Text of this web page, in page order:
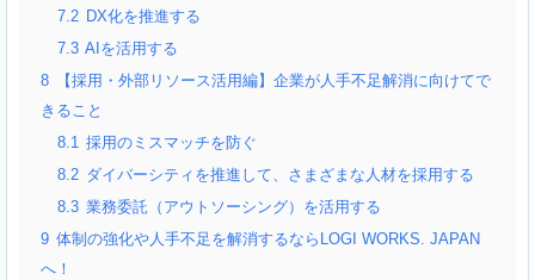
7.2 DX化を推進する
7.3 AIを活用する
8
【採用・外部リソース活用編】企業が人手不足解消に向けてで
きること
8.1 採用のミスマッチを防ぐ
8.2 ダイバーシティを推進して、さまざまな人材を採用する
8.3 業務委託（アウトソーシング）を活用する
9 体制の強化や人手不足を解消するならLOGI WORKS. JAPAN
へ！